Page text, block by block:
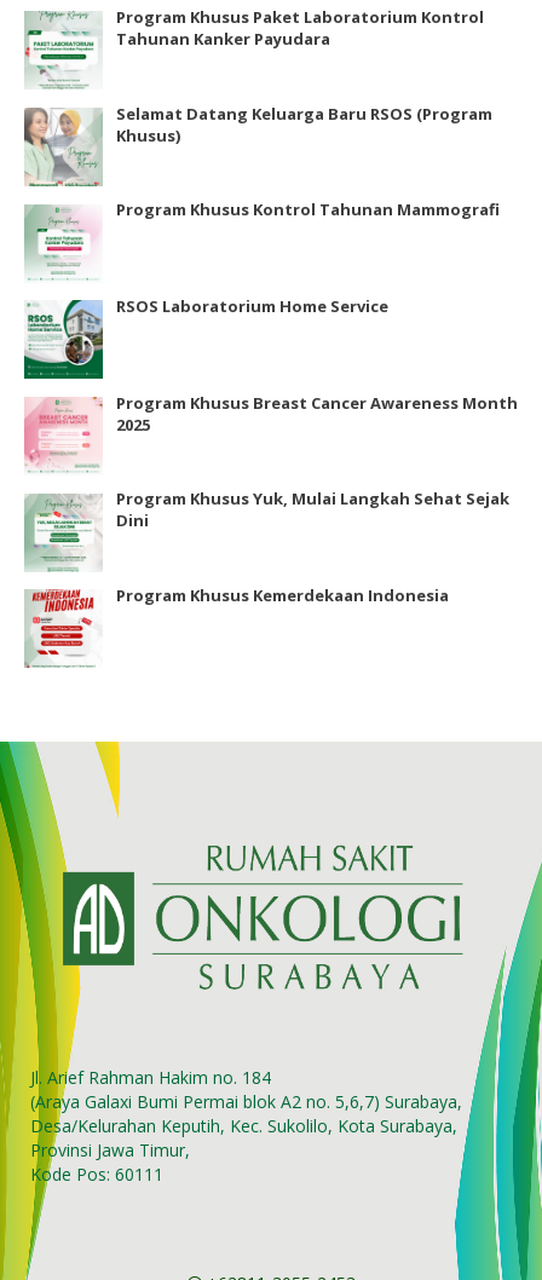
Program Khusus Paket Laboratorium Kontrol
Tahunan Kanker Payudara
Selamat Datang Keluarga Baru RSOS (Program
Khusus)
Program Khusus Kontrol Tahunan Mammografi
RSOS Laboratorium Home Service
Program Khusus Breast Cancer Awareness Month
2025
Program Khusus Yuk, Mulai Langkah Sehat Sejak
Dini
Program Khusus Kemerdekaan Indonesia
Jl. Arief Rahman Hakim no. 184
(Araya Galaxi Bumi Permai blok A2 no. 5,6,7) Surabaya,
Desa/Kelurahan Keputih, Kec. Sukolilo, Kota Surabaya,
Provinsi Jawa Timur,
Kode Pos: 60111